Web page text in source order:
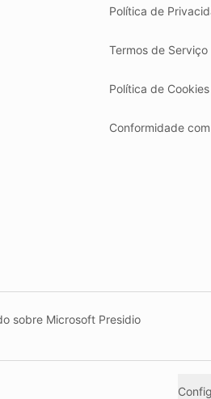
Política de
Termos de Serviço
Política de Cookies
Conformidade com
sobre Microsoft Presidio